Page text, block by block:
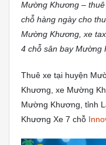
Mường Khương –
chỗ hàng ngày cho
Mường Khương, xe
4 chỗ sân bay Mường
Thuê xe tại huyện
Khương, xe Mường
Mường Khương, tỉnh
Khương Xe 7 chỗ